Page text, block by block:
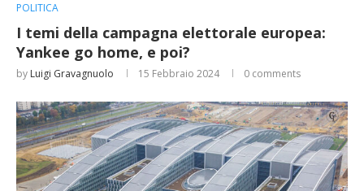
POLITICA
I temi della campagna elettorale europea:
Yankee go home, e poi?
by Luigi Gravagnuolo 15 Febbraio 2024 0 comments